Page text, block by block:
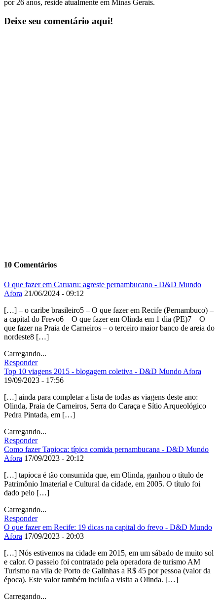
por 26 anos, reside atualmente em Minas Gerais.
Deixe seu comentário aqui!
10 Comentários
O que fazer em Caruaru: agreste pernambucano - D&D Mundo
Afora 21/06/2024 - 09:12
[…] – o caribe brasileiro5 – O que fazer em Recife (Pernambuco) –
a capital do Frevo6 – O que fazer em Olinda em 1 dia (PE)7 – O
que fazer na Praia de Carneiros – o terceiro maior banco de areia do
nordeste8 […]
Carregando...
Responder
Top 10 viagens 2015 - blogagem coletiva - D&D Mundo Afora
19/09/2023 - 17:56
[…] ainda para completar a lista de todas as viagens deste ano:
Olinda, Praia de Carneiros, Serra do Caraça e Sítio Arqueológico
Pedra Pintada, em […]
Carregando...
Responder
Como fazer Tapioca: típica comida pernambucana - D&D Mundo
Afora 17/09/2023 - 20:12
[…] tapioca é tão consumida que, em Olinda, ganhou o título de
Patrimônio Imaterial e Cultural da cidade, em 2005. O título foi
dado pelo […]
Carregando...
Responder
O que fazer em Recife: 19 dicas na capital do frevo - D&D Mundo
Afora 17/09/2023 - 20:03
[…] Nós estivemos na cidade em 2015, em um sábado de muito sol
e calor. O passeio foi contratado pela operadora de turismo AM
Turismo na vila de Porto de Galinhas a R$ 45 por pessoa (valor da
época). Este valor também incluía a visita a Olinda. […]
Carregando...